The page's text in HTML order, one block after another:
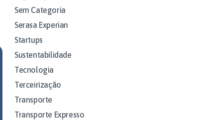
Sem Categoria
Serasa Experian
Startups
Sustentabilidade
Tecnologia
Terceirização
Transporte
Transporte Expresso